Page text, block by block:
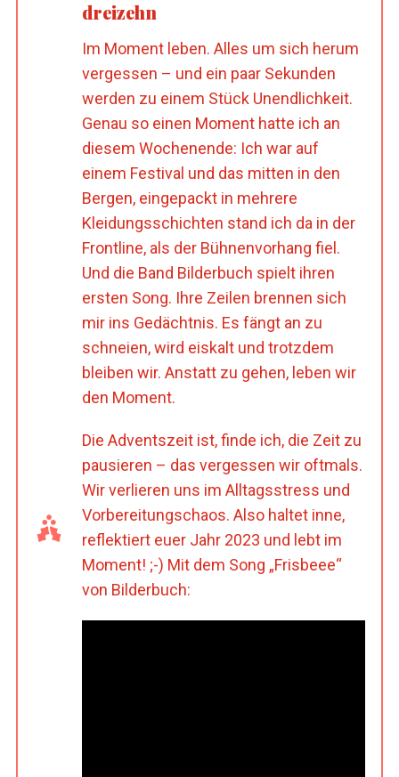
dreizehn
Im Moment leben. Alles um sich herum
vergessen – und ein paar Sekunden
werden zu einem StückUnendlichkeit.
Genau so einen Moment hatte ich an
diesem Wochenende: Ich war auf
einem Festival und das mitten in den
Bergen, eingepackt in mehrere
Kleidungsschichten stand ich da in der
Frontline, als der Bühnenvorhang fiel.
Und die Band Bilderbuch spielt ihren
ersten Song. Ihre Zeilen brennen sich
mir ins Gedächtnis. Es fängt an zu
schneien, wird eiskalt und trotzdem
bleiben wir. Anstatt zu gehen, leben wir
den Moment.
Die Adventszeit ist, finde ich, die Zeit zu
pausieren – das vergessen wir oftmals.
Wir verlieren uns im Alltagsstress und
Vorbereitungschaos. Also haltet inne,
reflektiert euer Jahr 2023 und lebt im
Moment! ;-) Mit dem Song „Frisbeee“
von Bilderbuch: